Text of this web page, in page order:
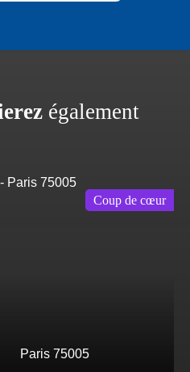
également
Paris 75005
Coup de cœur